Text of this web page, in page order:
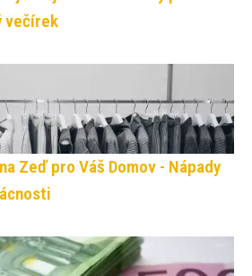
večírek
Zeď pro Váš Domov - Nápady